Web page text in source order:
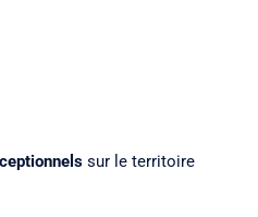
sur le territoire